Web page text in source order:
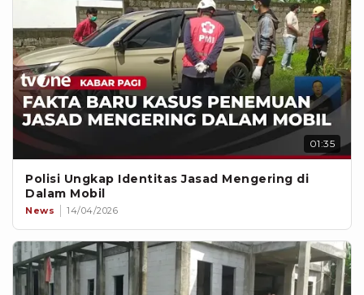
01:35
Polisi Ungkap Identitas Jasad Mengering di
Dalam Mobil
News 14/04/2026